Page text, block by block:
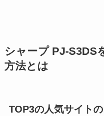
シャープ PJ-S3DS
方法とは
TOP3の人気サイト